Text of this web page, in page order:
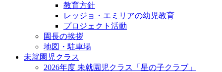
教育方針
レッジョ・エミリアの幼児教育
プロジェクト活動
園長の挨拶
地図・駐車場
未就園児クラス
2026年度 未就園児クラス「星の子クラブ」